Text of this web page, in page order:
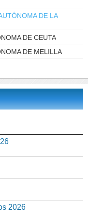
DE LA
DE CEUTA
DE MELILLA
2026